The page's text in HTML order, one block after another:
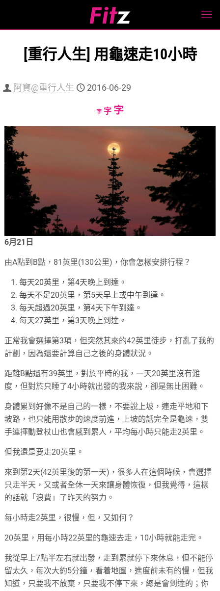
[重行人生] 用龜速走10小時
阿寶@重行人生 2016-06-29
字Decrease
字Reset
字Increase
6月21日
由A點到B點，81英里(130公里)，你會怎樣安排行程？
每天20英里，第4天晚上到達。
每天不足20英里，第5天早上或中午到達。
每天超過20英里，第4天下午到達。
每天27英里，第3天晚上到達。
正常我會選擇第3項，但突然其來的42英里徒步，打亂了我的
計劃，因為還要計算自己之後的身體狀況。
距離B點還有39英里，對於平時的我，一天20英里沒有難
度，但對於只睡了4小時就出發的我來說，卻是無比困難。
身體累到好像不是自己的一樣，不要說上坡，連走平地和下
坡路，也只能用散步的速度前進，上坡的話完全是龜速，雙
手連揮動登杖山也會感到累人，平均每小時只能走2英里。
但我還是要走20英里。
來到第2天(42英里後的第一天)，很多人在這個時候，會選擇
只走半天，又或者全休一天來讓身體恢復，但我覺得，這樣
的話就「浪費」了昨天的努力。
每小時走2英里，很慢，但，又如何？
20英里，用每小時22英里的龜速去走，10小時就能走完。
我從早上7點半左右就出發，走到累就停下來休息，但不能停
留太久，每次大約5分鐘，看着地圖，進度前未有的慢，但我
知道，只要我不放棄，只要我不停下來，總是會到達的；你